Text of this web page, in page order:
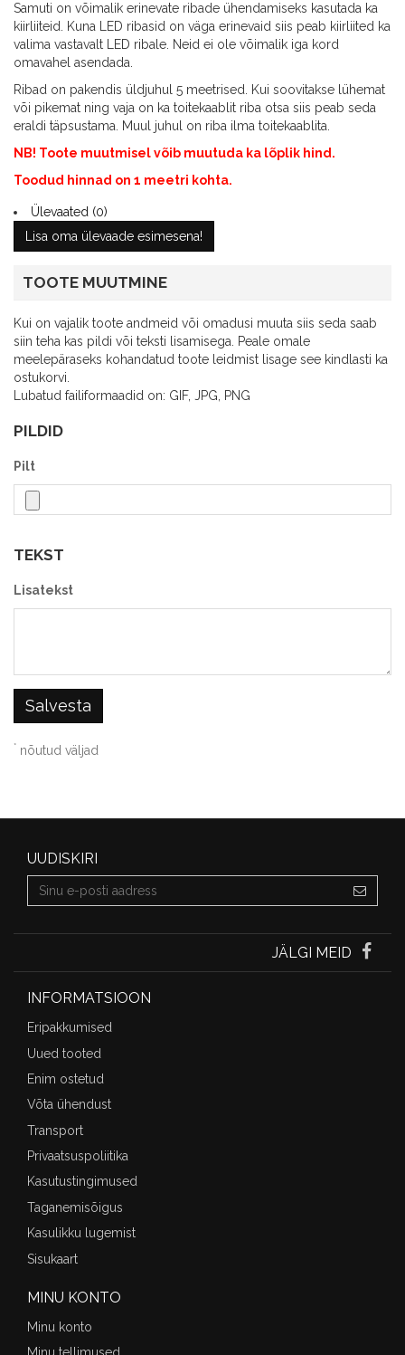
Samuti on võimalik erinevate ribade ühendamiseks kasutada ka
kiirliiteid. Kuna LED ribasid on väga erinevaid siis peab kiirliited ka
valima vastavalt LED ribale. Neid ei ole võimalik iga kord
omavahel asendada.
Ribad on pakendis üldjuhul 5 meetrised. Kui soovitakse lühemat
või pikemat ning vaja on ka toitekaablit riba otsa siis peab seda
eraldi täpsustama. Muul juhul on riba ilma toitekaablita.
NB! Toote muutmisel võib muutuda ka lõplik hind.
Toodud hinnad on 1 meetri kohta.
Ülevaated (0)
Lisa oma ülevaade esimesena!
TOOTE MUUTMINE
Kui on vajalik toote andmeid või omadusi muuta siis seda saab
siin teha kas pildi või teksti lisamisega. Peale omale
meelepäraseks kohandatud toote leidmist lisage see kindlasti ka
ostukorvi.
Lubatud failiformaadid on: GIF, JPG, PNG
PILDID
Pilt
TEKST
Lisatekst
Salvesta
* nõutud väljad
UUDISKIRI
JÄLGI MEID
INFORMATSIOON
Eripakkumised
Uued tooted
Enim ostetud
Võta ühendust
Transport
Privaatsuspoliitika
Kasutustingimused
Taganemisõigus
Kasulikku lugemist
Sisukaart
MINU KONTO
Minu konto